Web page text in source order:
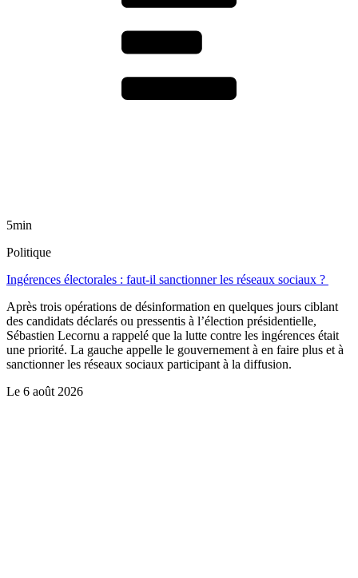
5min
Politique
Ingérences électorales : faut-il sanctionner les réseaux sociaux ?
Après trois opérations de désinformation en quelques jours ciblant
des candidats déclarés ou pressentis à l’élection présidentielle,
Sébastien Lecornu a rappelé que la lutte contre les ingérences était
une priorité. La gauche appelle le gouvernement à en faire plus et à
sanctionner les réseaux sociaux participant à la diffusion.
Le 6 août 2026